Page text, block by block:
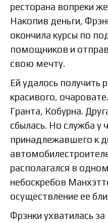
ресторана вопреки
Накопив деньги,
окончила курсы по
помощников и
свою мечту.
Ей удалось получить
красивого,
Гранта, Кобурна.
сбылась. Но служба у
принадлежавшего к
располагался в
небоскребов
осуществление ее
Фрэнки ухватилась